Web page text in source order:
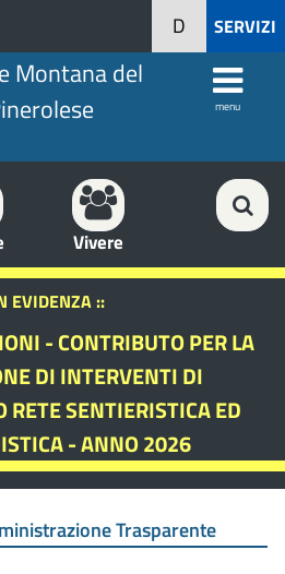
SERVIZI
D
Montana del
menu
Vivere
EVIDENZA ::
- CONTRIBUTO PER LA
DI INTERVENTI DI
SENTIERISTICA ED
- ANNO 2026
Trasparente